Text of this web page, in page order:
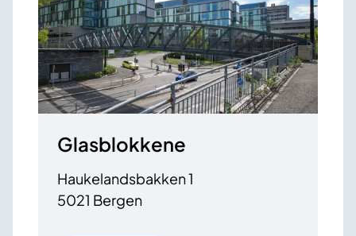
Glasblokkene
Haukelandsbakken 1
5021 Bergen